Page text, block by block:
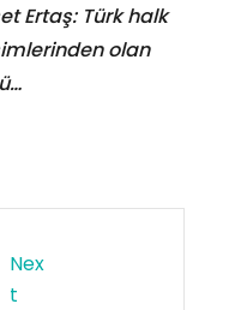
Ertaş: Türk halk
olan
Nex
T